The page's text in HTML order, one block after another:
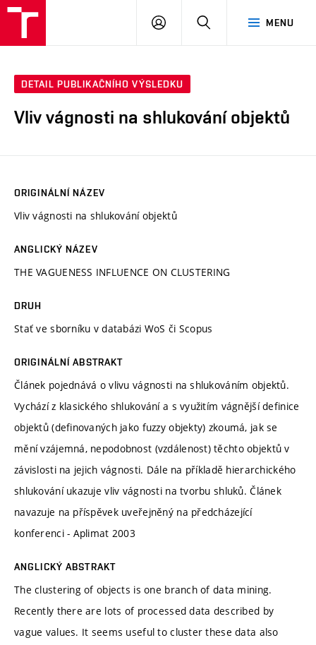
MENU
PŘIHLÁSIT
DETAIL PUBLIKAČNÍHO VÝSLEDKU
Vliv vágnosti na shlukování objektů
ORIGINÁLNÍ NÁZEV
Vliv vágnosti na shlukování objektů
ANGLICKÝ NÁZEV
THE VAGUENESS INFLUENCE ON CLUSTERING
DRUH
Stať ve sborníku v databázi WoS či Scopus
ORIGINÁLNÍ ABSTRAKT
Článek pojednává o vlivu vágnosti na shlukováním objektů.
Vychází z klasického shlukování a s využitím vágnější definice
objektů (definovaných jako fuzzy objekty) zkoumá, jak se
mění vzájemná, nepodobnost (vzdálenost) těchto objektů v
závislosti na jejich vágnosti. Dále na příkladě hierarchického
shlukování ukazuje vliv vágnosti na tvorbu shluků. Článek
navazuje na příspěvek uveřejněný na předcházející
konferenci - Aplimat 2003
ANGLICKÝ ABSTRAKT
The clustering of objects is one branch of data mining.
Recently there are lots of processed data described by
vague values. It seems useful to cluster these data also